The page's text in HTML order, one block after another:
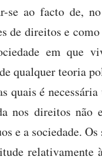
se ao facto de,
de direitos e
em que
qualquer teoria
quais é
nos direitos não
e a sociedade.
relativamente